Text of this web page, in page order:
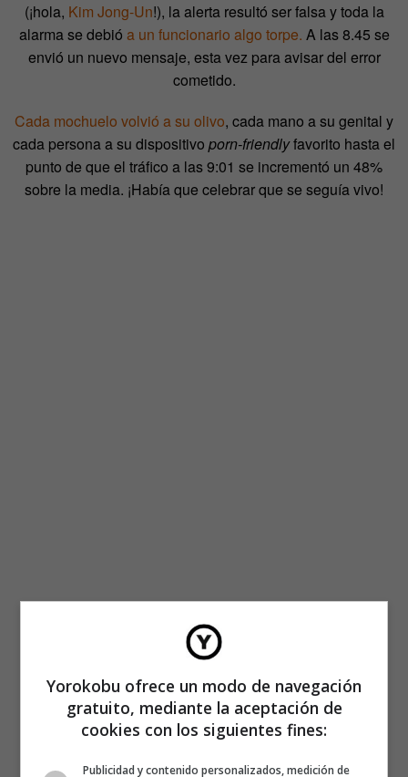
(¡hola, Kim Jong-Un!), la alerta resultó ser falsa y toda la
alarma se debió a un funcionario algo torpe. A las 8.45 se
envió un nuevo mensaje, esta vez para avisar del error
cometido.
Cada mochuelo volvió a su olivo, cada mano a su genital y
cada persona a su dispositivo porn-friendlyfavorito hasta el
punto de que el tráfico a las 9:01 se incrementó un 48%
sobre la media. ¡Había que celebrar que se seguía vivo!
Yorokobu ofrece un modo de navegación
gratuito, mediante la aceptación de
cookies con los siguientes fines:
Publicidad y contenido personalizados, medición de